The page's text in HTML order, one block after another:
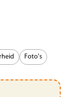
Foto's